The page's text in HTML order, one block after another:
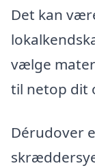
Det kan
vælge
til netop dit
Dérudover